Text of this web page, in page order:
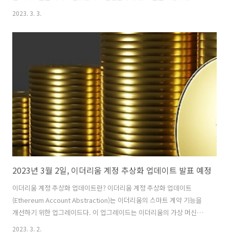
젝트다. 아이콘은 블록체인 간 상호운용성(Interoperability)을 추구한
에서 발생한 거래를 ICX 토큰으로 전환할 수 있도록 지원한다. 아이콘은
또한 스마트 컨트랙트 기능도 지원한다. 이를 통해 사용자들은 블록체인
기반의 분산화된 애플리케이션(DApp)을 개발하고 실행할 수 있다. 아이
콘은 ICO를 통해 2017년에 처음 발행되었으며, 현재는 다양한 거래소에
서 거래되고 있다. 아이콘의 가치는 수요와 공급에 따라 변동된다..
2023. 3. 3.
2023년 3월 2일, 이더리움 계정 추상화 업데이트 발표 예정
이더리움 계정 추상화 업데이트란? 이더리움 계정 추상화 업데이트
(Ethereum Account Abstraction)는 이더리움의 스마트 계약 기능을
개선하기 위한 업그레이드다. 이 업그레이드는 이더리움의 가상 머신
(Ethereum Virtual Machine)에 대한 새로운 기능을 도입하여, 블록체
2023. 3. 2.